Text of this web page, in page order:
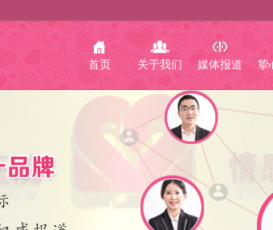
首页 关于我们 媒体报道 挚